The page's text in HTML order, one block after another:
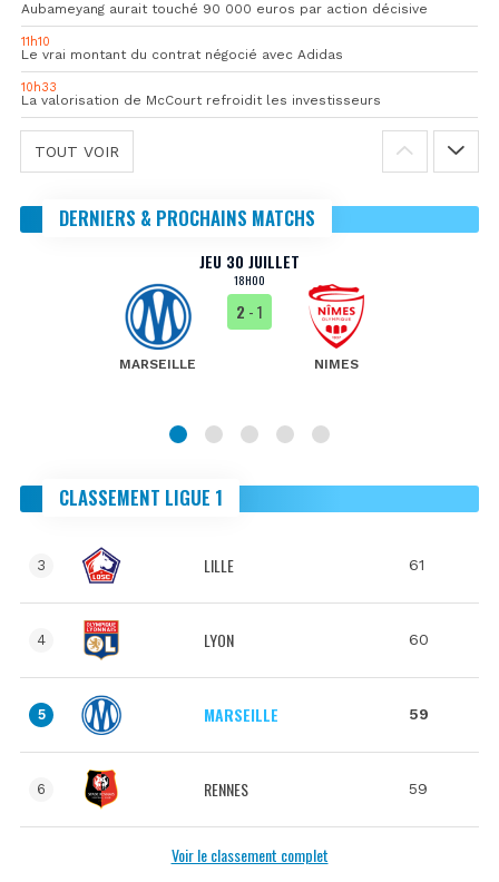
Aubameyang aurait touché 90 000 euros par action décisive
11h10
Le vrai montant du contrat négocié avec Adidas
10h33
La valorisation de McCourt refroidit les investisseurs
TOUT VOIR
DERNIERS & PROCHAINS MATCHS
JEU 30 JUILLET
18H00
MARSEILLE
2 - 1
NIMES
CLASSEMENT LIGUE 1
3 LILLE 61
4 LYON 60
5 MARSEILLE 59
6 RENNES 59
Voir le classement complet